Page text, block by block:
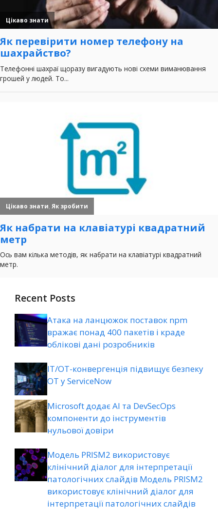
Recent Posts
Атака на ланцюжок поставок npm
вражає понад 400 пакетів і краде
облікові дані розробників
ІТ/ОТ-конвергенція підвищує безпеку
ОТ у ServiceNow
Microsoft додає AI та DevSecOps
компоненти до інструментів
нульової довіри
Модель PRISM2 використовує
клінічний діалог для інтерпретації
патологічних слайдів Модель PRISM2
використовує клінічний діалог для
інтерпретації патологічних слайдів